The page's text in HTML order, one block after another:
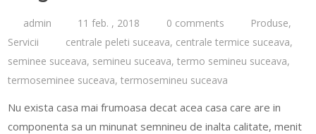
admin 11 feb. , 2018 0 comments Produse,
Servicii
centrale peleti suceava, centrale termice suceava,
seminee suceava, semineu suceava,termo semineu suceava,
termoseminee suceava,termosemineu suceava
Nu exista casa mai frumoasa decat acea casa care are in
componenta sa un minunat semnineu de inalta calitate, menit